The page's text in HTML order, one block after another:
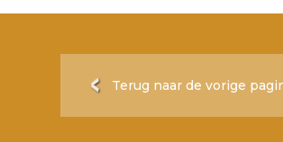
Terug naar de vorige